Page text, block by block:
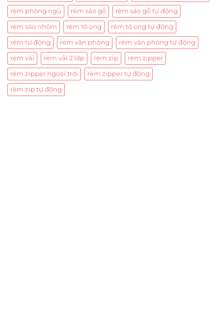
rèm phòng ngủ rèm sáo gỗ rèm sáo gỗ tự động
rèm sáo nhôm rèm tổ ong rèm tổ ong tự động
rèm tự động rèm văn phòng rèm văn phòng tự động
rèm vải rèm vải 2 lớp rèm zip rèm zipper
rèm zipper ngoài trời rèm zipper tự động
rèm zip tự động